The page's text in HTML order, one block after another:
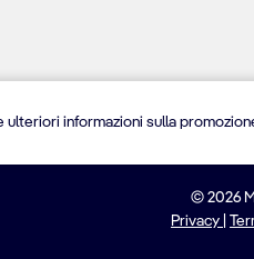
© 2026
Privacy
ulteriori informazioni sulla